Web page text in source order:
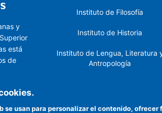
y
está
de
Instituto de Filosofía
Instituto de Historia
Instituto de Lengua, Literatura
Antropología
Próximo
se usan para personalizar el contenido,